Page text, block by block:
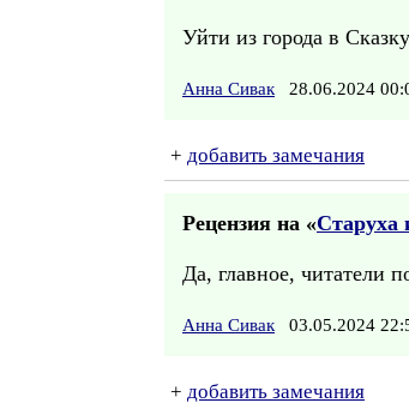
Уйти из города в
Анна Сивак 28.06.2024
+ добавить замечания
Рецензия на «Старуха
Да, главное, читатели
Анна Сивак 03.05.2024
+ добавить замечания